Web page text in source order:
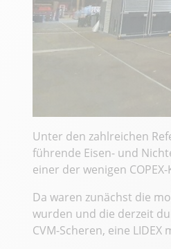
Unter den zahlreichen
führende Eisen- und
einer der wenigen
Da waren zunächst die
wurden und die derzeit
CVM-Scheren, eine